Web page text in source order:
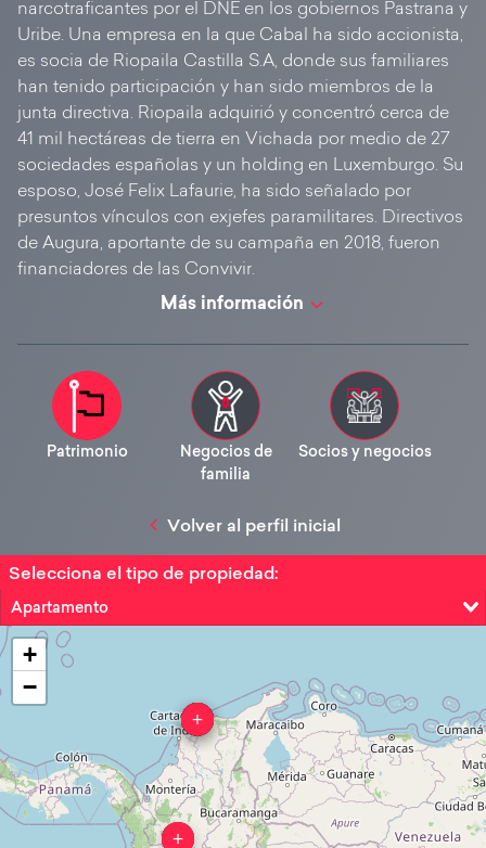
narcotraficantes por el DNE en los gobiernos Pastrana y
Uribe. Una empresa en la que Cabal ha sido accionista,
es socia de Riopaila Castilla S.A, donde sus familiares
han tenido participación y han sido miembros de la
junta directiva. Riopaila adquirió y concentró cerca de
41 mil hectáreas de tierra en Vichada por medio de 27
sociedades españolas y un holding en Luxemburgo. Su
esposo, José Felix Lafaurie, ha sido señalado por
presuntos vínculos con exjefes paramilitares. Directivos
de Augura, aportante de su campaña en 2018, fueron
financiadores de las Convivir.
Más información
Patrimonio
Negocios de
familia
Socios y negocios
Volver al perfil inicial
Selecciona el tipo de propiedad:
Apartamento
+
−